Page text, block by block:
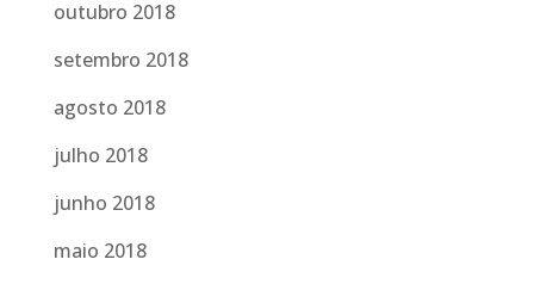
outubro 2018
setembro 2018
agosto 2018
julho 2018
junho 2018
maio 2018